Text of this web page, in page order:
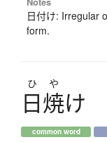
日付け: Irregular
form.
ひ や
日焼け
common word